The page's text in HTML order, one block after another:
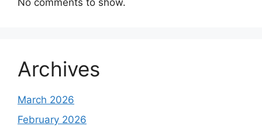
No comments to show.
Archives
March 2026
February 2026